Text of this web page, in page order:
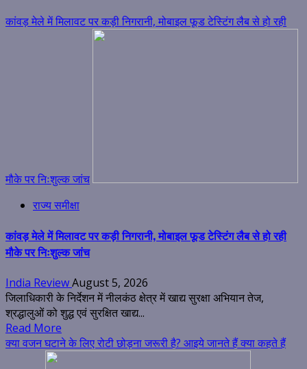
कांवड़ मेले में मिलावट पर कड़ी निगरानी, मोबाइल फूड टेस्टिंग लैब से हो रही
मौके पर निःशुल्क जांच
राज्य समीक्षा
कांवड़ मेले में मिलावट पर कड़ी निगरानी, मोबाइल फूड टेस्टिंग लैब से हो रही
मौके पर निःशुल्क जांच
India ReviewAugust 5, 2026
जिलाधिकारी के निर्देशन में नीलकंठ क्षेत्र में खाद्य सुरक्षा अभियान तेज,
श्रद्धालुओं को शुद्ध एवं सुरक्षित खाद्य...
Read More
क्या वजन घटाने के लिए रोटी छोड़ना जरूरी है? आइये जानते हैं क्या कहते हैं